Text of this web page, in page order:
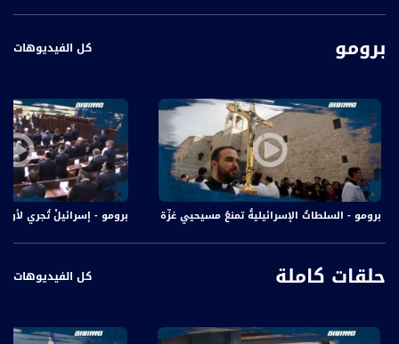
برومو كل الفيديوهات
برومو - إسرائيلْ تُجري
برومو - السلطاتُ الإسرائيليةُ تمنعُ مسيحيي غزّة من الاحتفالِ بعيد الميلاد في
حلقات كاملة كل الفيديوهات